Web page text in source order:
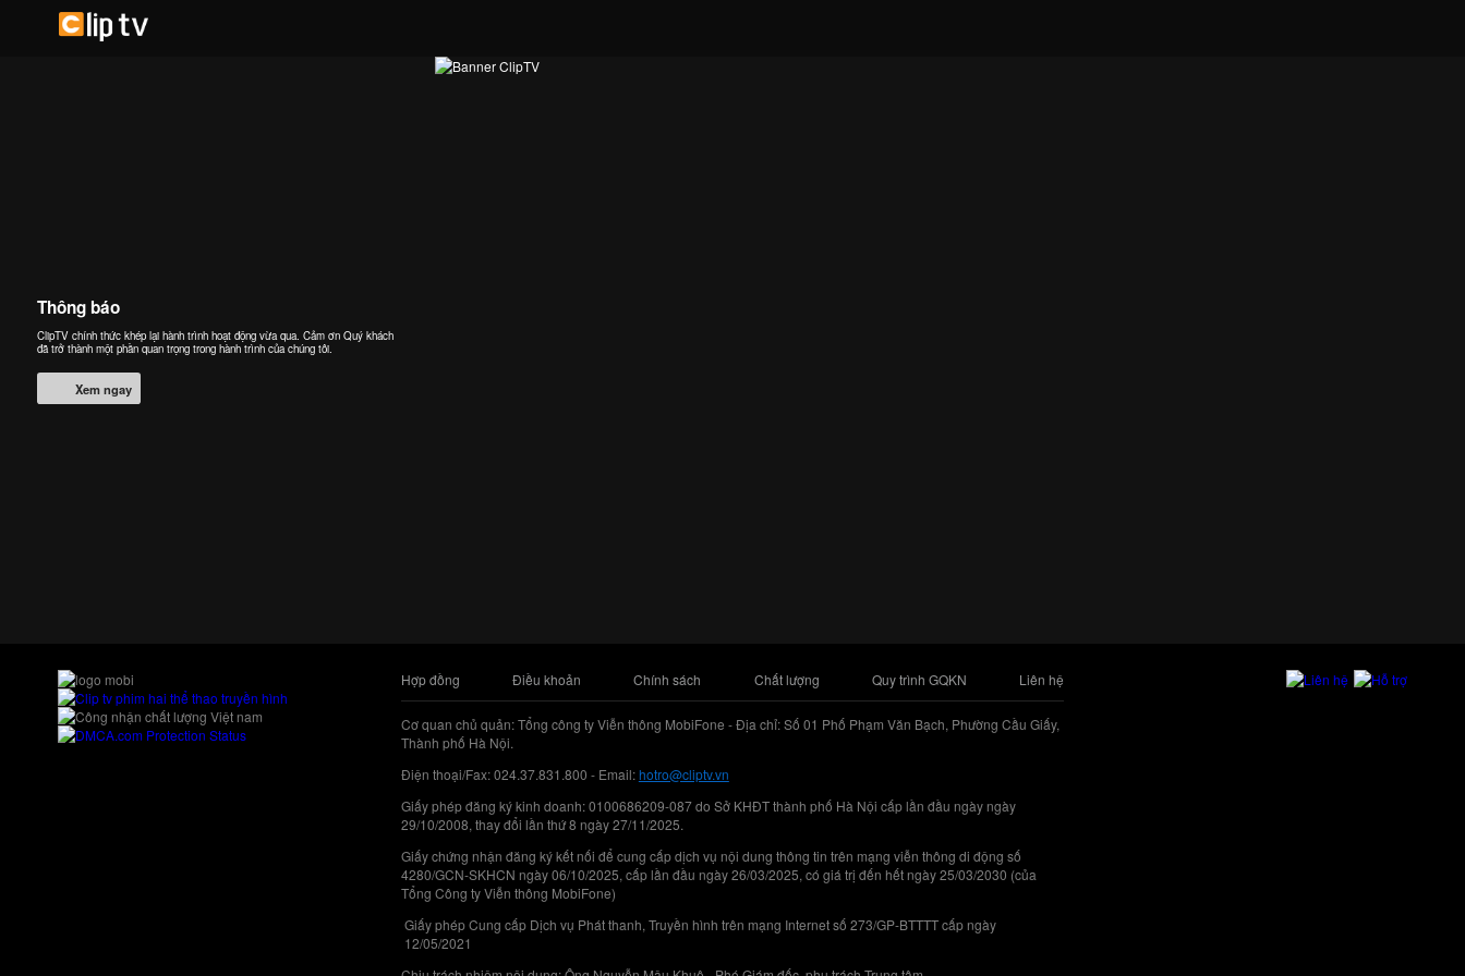
Thông báo
ClipTV chính thức khép lại hành trình hoạt động vừa qua. Cảm ơn Quý khách
đã trở thành một phần quan trọng trong hành trình của chúng tôi.
Xem ngay
Hợp đồng Điều khoản Chính sách Chất lượng Quy trình GQKN Liên hệ
Cơ quan chủ quản: Tổng công ty Viễn thông MobiFone - Địa chỉ: Số 01 Phố Phạm Văn Bạch, Phường Cầu Giấy,
Thành phố Hà Nội.
Điện thoại/Fax: 024.37.831.800 - Email:hotro@cliptv.vn
Giấy phép đăng ký kinh doanh: 0100686209-087 do Sở KHĐT thành phố Hà Nội cấp lần đầu ngày ngày
29/10/2008, thay đổi lần thứ 8 ngày 27/11/2025.
Giấy chứng nhận đăng ký kết nối để cung cấp dịch vụ nội dung thông tin trên mạng viễn thông di động số
4280/GCN-SKHCN ngày 06/10/2025, cấp lần đầu ngày 26/03/2025, có giá trị đến hết ngày 25/03/2030 (của
Tổng Công ty Viễn thông MobiFone)
Giấy phép Cung cấp Dịch vụ Phát thanh, Truyền hình trên mạng Internet số 273/GP-BTTTT cấp ngày
12/05/2021